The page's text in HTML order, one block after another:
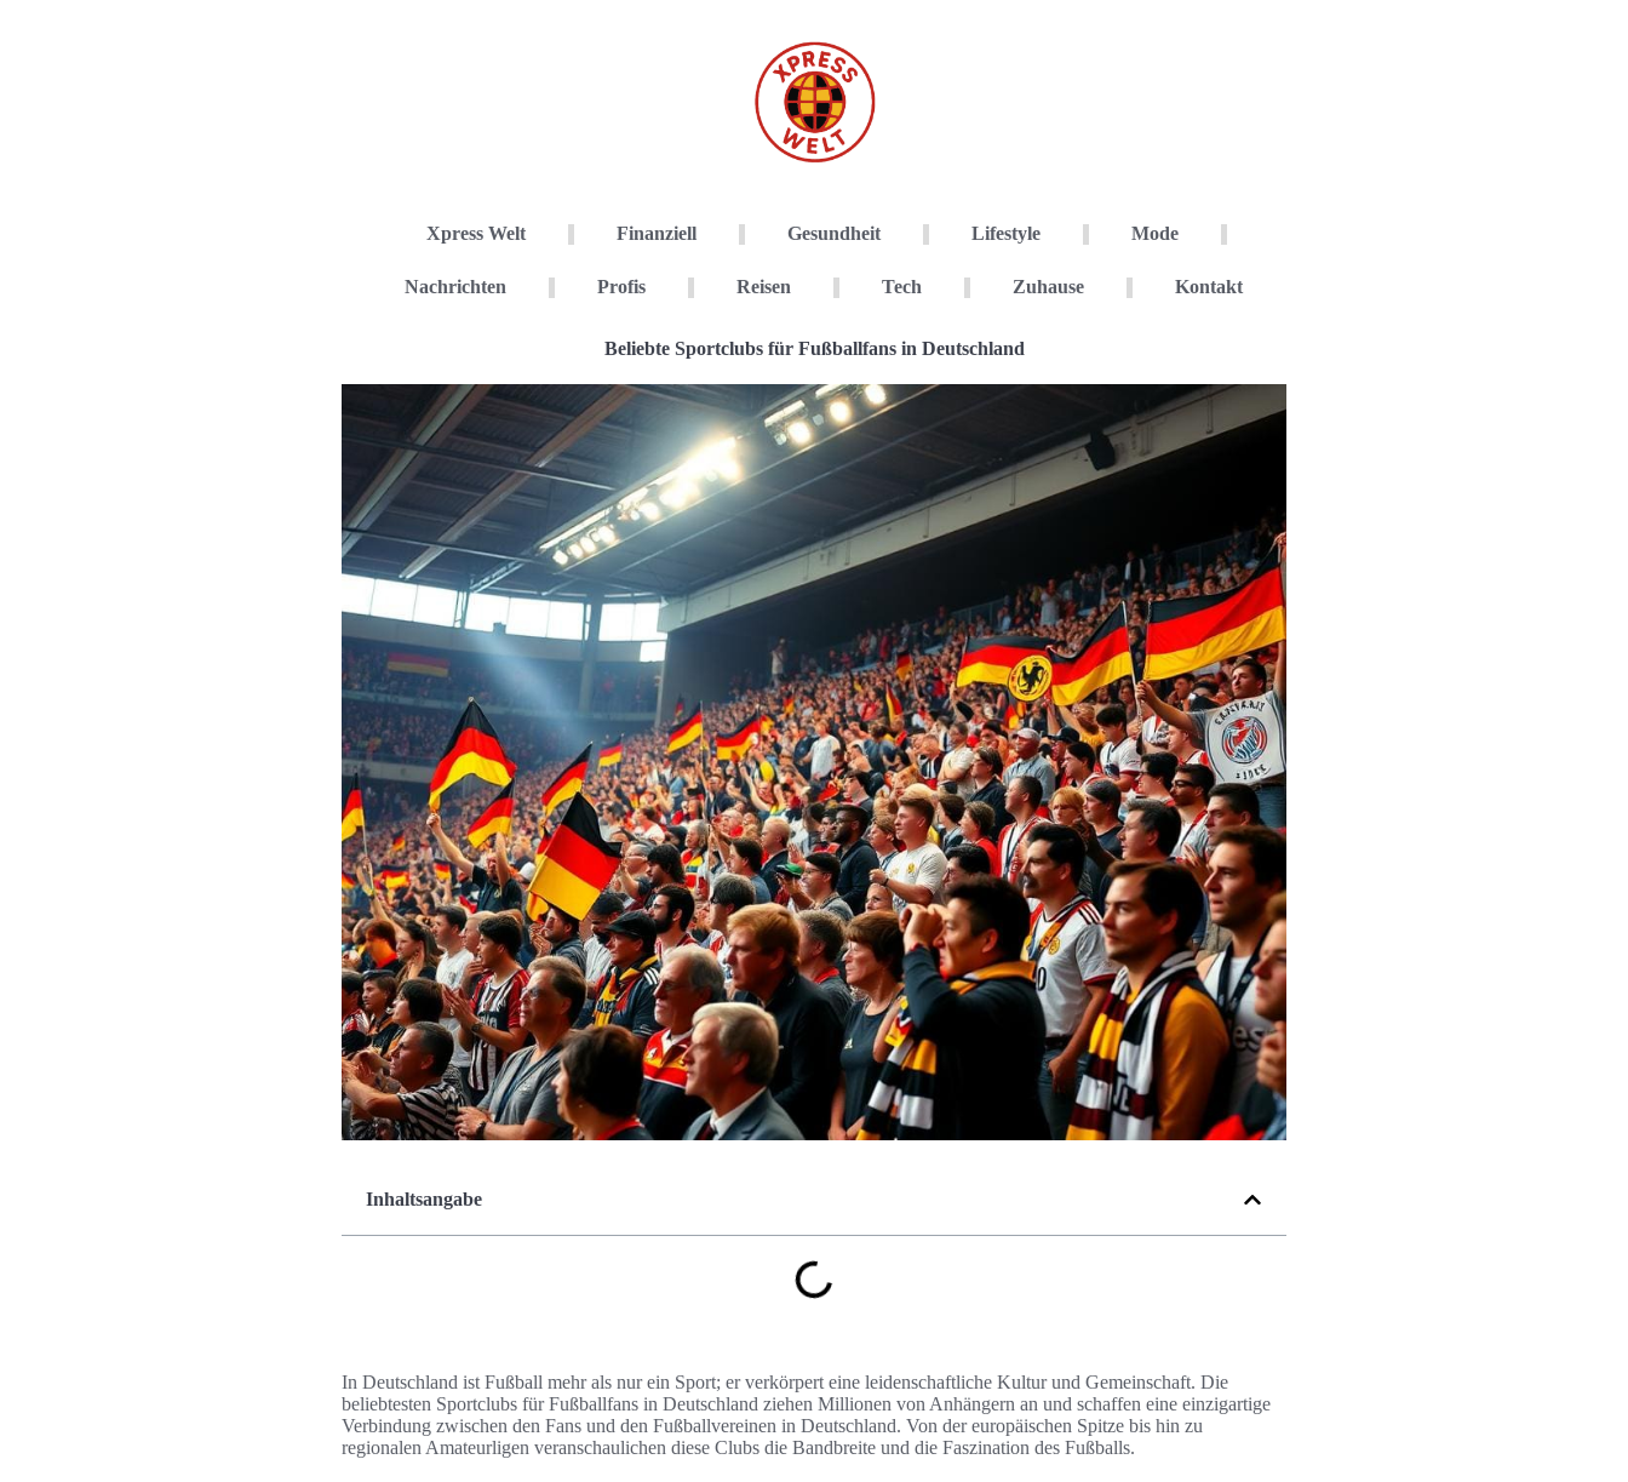
Xpress Welt Finanziell Gesundheit Lifestyle Mode
Nachrichten Profis Reisen Tech Zuhause Kontakt
Beliebte Sportclubs für Fußballfans in Deutschland
Inhaltsangabe
In Deutschland ist Fußball mehr als nur ein Sport; er verkörpert eine leidenschaftliche Kultur und Gemeinschaft. Die
beliebtesten Sportclubs für Fußballfans in Deutschland ziehen Millionen von Anhängern an und schaffen eine einzigartige
Verbindung zwischen den Fans und den Fußballvereinen in Deutschland. Von der europäischen Spitze bis hin zu
regionalen Amateurligen veranschaulichen diese Clubs die Bandbreite und die Faszination des Fußballs.